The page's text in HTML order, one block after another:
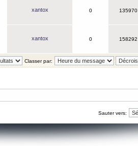
xantox 0 135970
xantox 0 158292
Classer par:
Sauter vers: